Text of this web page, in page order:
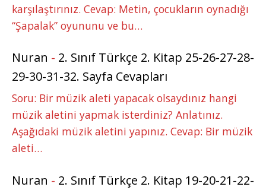
karşılaştırınız. Cevap: Metin, çocukların oynadığı
“Şapalak” oyununu ve bu…
Nuran - 2. Sınıf Türkçe 2. Kitap 25-26-27-28-
29-30-31-32. Sayfa Cevapları
Soru: Bir müzik aleti yapacak olsaydınız hangi
müzik aletini yapmak isterdiniz? Anlatınız.
Aşağıdaki müzik aletini yapınız. Cevap: Bir müzik
aleti…
Nuran - 2. Sınıf Türkçe 2. Kitap 19-20-21-22-